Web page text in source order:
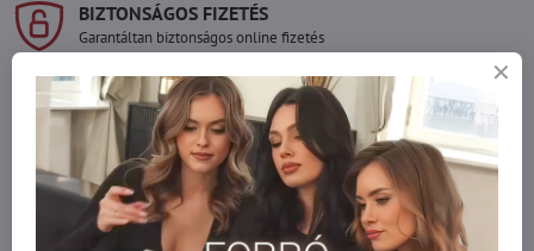
BIZTONSÁGOS FIZETÉS
Garantáltan biztonságos online fizetés
Szeretne több terméket rendelni mint
amennyi raktáron van?
Ne habozzon kapcsolatba lépni velünk, raktárra szállítjuk az árut!
info​@everlady​.eu